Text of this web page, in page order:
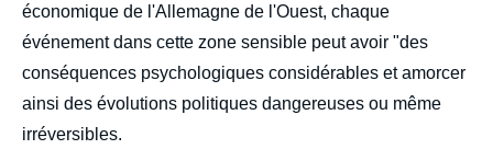
économique de l'Allemagne de l'Ouest, chaque
événement dans cette zone sensible peut avoir "des
conséquences psychologiques considérables et amorcer
ainsi des évolutions politiques dangereuses ou même
irréversibles.